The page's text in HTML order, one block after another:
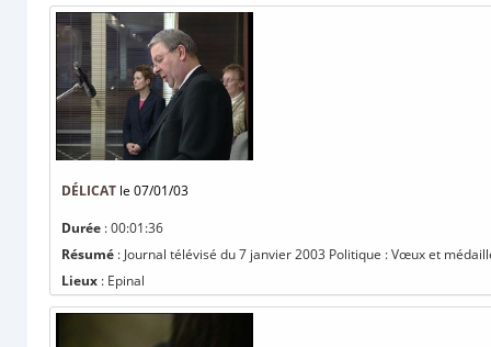
DÉLICAT le 07/01/03
Durée : 00:01:36
Résumé : Journal télévisé du 7 janvier 2003 Politique : Vœux et
Lieux : Epinal